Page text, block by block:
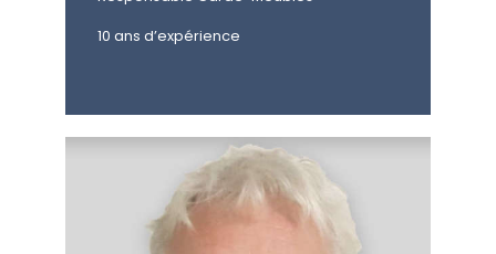
10 ans d’expérience